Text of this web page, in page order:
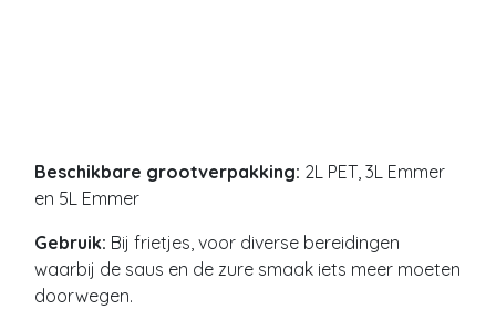
Beschikbare grootverpakking: 2L PET, 3L Emmer
en 5L Emmer
Gebruik: Bij frietjes, voor diverse bereidingen
waarbij de saus en de zure smaak iets meer moeten
doorwegen.